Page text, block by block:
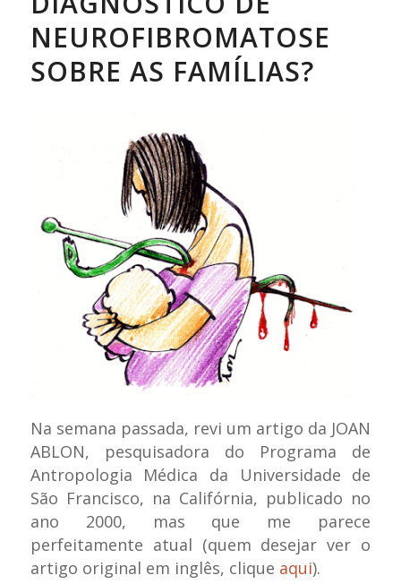
NEUROFIBROMATOSE
SOBRE AS FAMÍLIAS?
Na semana passada, revi um artigo da JOAN
ABLON, pesquisadora do Programa de
Antropologia Médica da Universidade de
São Francisco, na Califórnia, publicado no
ano 2000, mas que me parece
perfeitamente atual (quem desejar ver o
artigo original em inglês, clique aqui).